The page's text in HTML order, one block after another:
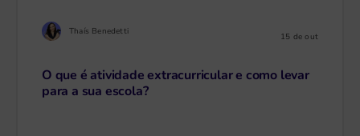
Thaís Benedetti 15 de out
O que é atividade extracurricular e como levar
para a sua escola?